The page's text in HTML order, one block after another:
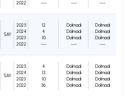
2022 --- --- ---
SAY
2025
2024
2023
2022
12
4
10
---
Dolmadı
Dolmadı
Dolmadı
---
Dolmadı
Dolmadı
Dolmadı
---
SAY
2025
2024
2023
2022
4
13
10
36
Dolmadı
Dolmadı
Dolmadı
Dolmadı
Dolmadı
Dolmadı
Dolmadı
Dolmadı